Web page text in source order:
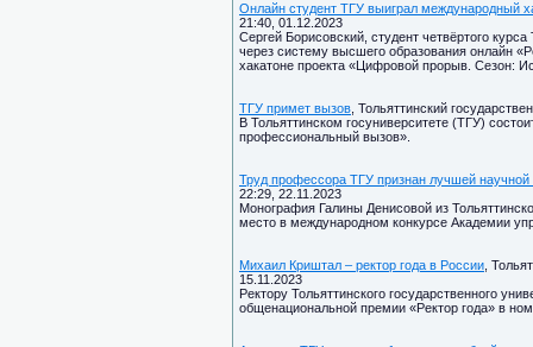
Онлайн студент ТГУ выиграл международный
21:40, 01.12.2023
Сергей Борисовский, студент четвёртого
через систему высшего образования онлайн
хакатоне проекта «Цифровой прорыв. Сезон:
ТГУ примет вызов , Тольяттинский
В Тольяттинском госуниверситете (ТГУ)
профессиональный вызов».
Труд профессора ТГУ признан лучшей научной
22:29, 22.11.2023
Монография Галины Денисовой из
место в международном конкурсе Академии
Михаил Криштал – ректор года в России ,
15.11.2023
Ректору Тольяттинского государственного
общенациональной премии «Ректор года» в